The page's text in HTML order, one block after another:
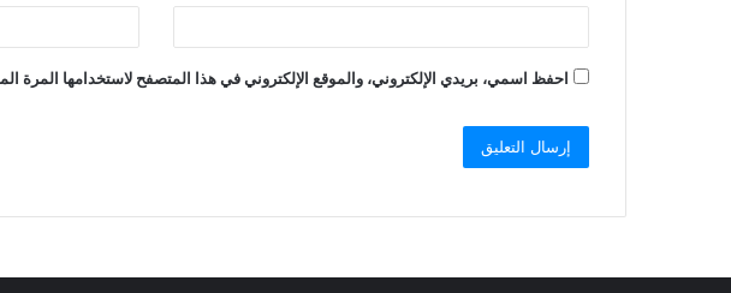
احفظ اسمي، بريدي الإلكتروني، والموقع الإلكتروني في هذا المتصفح لاستخدامها المرة